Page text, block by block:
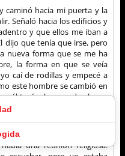
caminó hacia mi puerta y la
Señaló hacia los edificios y
y que ellos me iban a
dijo que tenía que irse, pero
nueva forma que se me ha
la forma en que se veía
caí de rodillas y empecé a
este hombre se cambió en
él tenía alas que de alguna
y voló hacia arriba y se fue.
levanté y me di cuenta de
a caminar hacia el lugar en
una reunión religiosa.